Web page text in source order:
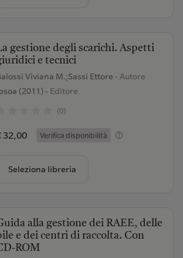
gestione degli scarichi. Aspetti
e tecnici
Viviana M.;Sassi Ettore - Autore
(2011)- Editore
(0)
32,00 Verifica disponibilità
Seleziona libreria
alla gestione dei RAEE, delle
e dei centri di raccolta. Con
ROM